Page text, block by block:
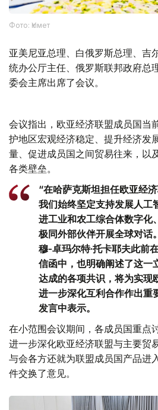
Фото: Үкімет
亚美尼亚总理、白俄罗斯总理、吉
统办公厅主任、俄罗斯联邦政府总
委会主席出席了会议。
会议指出，欧亚经济联盟成员国当
护地区宏观经济稳定、提升经济发
量、促进成员国之间贸易往来，以
各类壁垒。
“在哈萨克斯坦担任欧亚经
我们始终坚定支持发展人工
进工业和农工综合体数字化
极同外部伙伴开展全球对话
穆-卓玛尔特·托卡耶夫此前
信函中，也明确阐述了这一
达成的各项共识，将为实现
进一步深化互利合作作出重
发言中表示。
在小范围会议期间，各成员国重点
进一步深化欧亚经济联盟与主要贸
与会各方还就为联盟成员国产品进
件交换了意见。